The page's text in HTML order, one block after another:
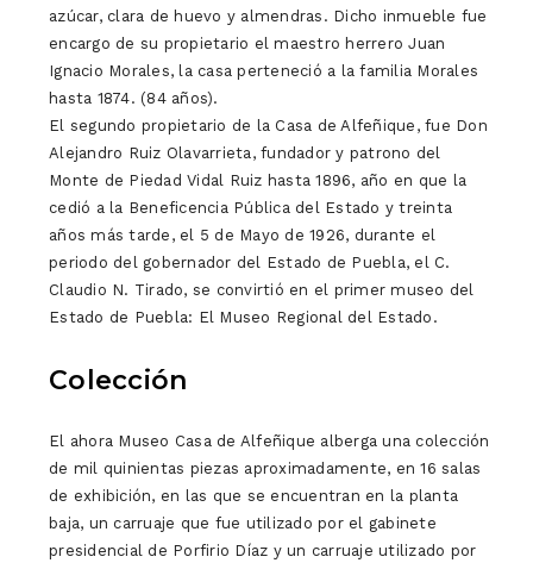
azúcar, clara de huevo y almendras. Dicho inmueble fue
encargo de su propietario el maestro herrero Juan
Ignacio Morales, la casa perteneció a la familia Morales
hasta 1874. (84 años).
El segundo propietario de la Casa de Alfeñique, fue Don
Alejandro Ruiz Olavarrieta, fundador y patrono del
Monte de Piedad Vidal Ruiz hasta 1896, año en que la
cedió a la Beneficencia Pública del Estado y treinta
años más tarde, el 5 de Mayo de 1926, durante el
periodo del gobernador del Estado de Puebla, el C.
Claudio N. Tirado, se convirtió en el primer museo del
Estado de Puebla: El Museo Regional del Estado.
Colección
El ahora Museo Casa de Alfeñique alberga una colección
de mil quinientas piezas aproximadamente, en 16 salas
de exhibición, en las que se encuentran en la planta
baja, un carruaje que fue utilizado por el gabinete
presidencial de Porfirio Díaz y un carruaje utilizado por